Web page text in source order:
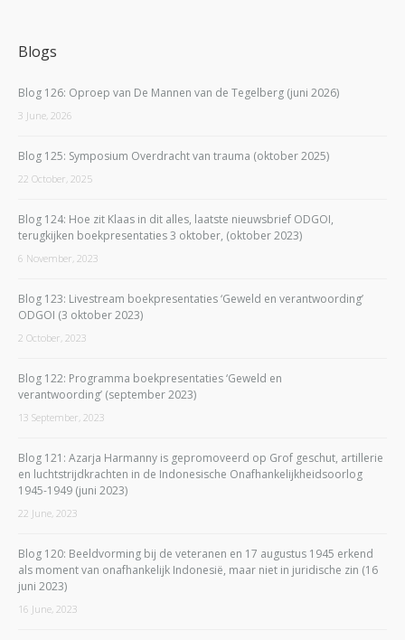
Blogs
Blog 126: Oproep van De Mannen van de Tegelberg (juni 2026)
3 June, 2026
Blog 125: Symposium Overdracht van trauma (oktober 2025)
22 October, 2025
Blog 124: Hoe zit Klaas in dit alles, laatste nieuwsbrief ODGOI,
terugkijken boekpresentaties 3 oktober, (oktober 2023)
6 November, 2023
Blog 123: Livestream boekpresentaties ‘Geweld en verantwoording’
ODGOI (3 oktober 2023)
2 October, 2023
Blog 122: Programma boekpresentaties ‘Geweld en
verantwoording’ (september 2023)
13 September, 2023
Blog 121: Azarja Harmanny is gepromoveerd op Grof geschut, artillerie
en luchtstrijdkrachten in de Indonesische Onafhankelijkheidsoorlog
1945-1949 (juni 2023)
22 June, 2023
Blog 120: Beeldvorming bij de veteranen en 17 augustus 1945 erkend
als moment van onafhankelijk Indonesië, maar niet in juridische zin (16
juni 2023)
16 June, 2023